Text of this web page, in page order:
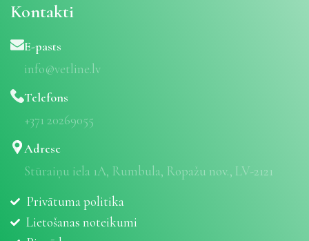
Kontakti
E-pasts
info@vetline.lv
Telefons
+371 20269055
Adrese
Stūraiņu iela 1A, Rumbula, Ropažu nov., LV-2121
Privātuma politika
Lietošanas noteikumi